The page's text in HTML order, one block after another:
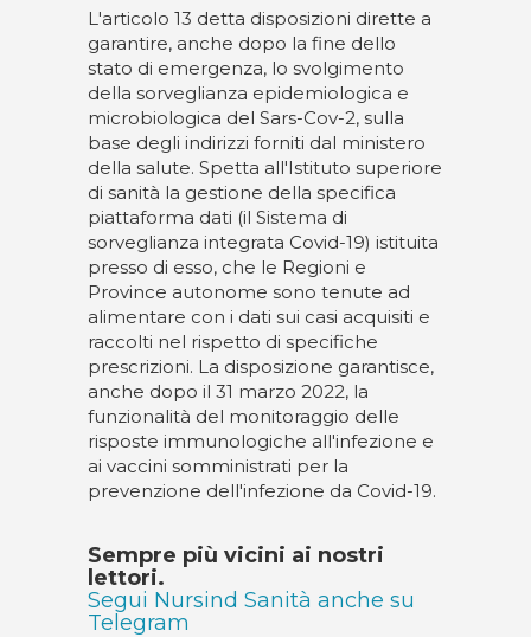
L'articolo 13 detta disposizioni dirette a
garantire, anche dopo la fine dello
stato di emergenza, lo svolgimento
della sorveglianza epidemiologica e
microbiologica del Sars-Cov-2, sulla
base degli indirizzi forniti dal ministero
della salute. Spetta all'Istituto superiore
di sanità la gestione della specifica
piattaforma dati (il Sistema di
sorveglianza integrata Covid-19) istituita
presso di esso, che le Regioni e
Province autonome sono tenute ad
alimentare con i dati sui casi acquisiti e
raccolti nel rispetto di specifiche
prescrizioni. La disposizione garantisce,
anche dopo il 31 marzo 2022, la
funzionalità del monitoraggio delle
risposte immunologiche all'infezione e
ai vaccini somministrati per la
prevenzione dell'infezione da Covid-19.
Sempre più vicini ai nostri
lettori.
Segui Nursind Sanità anche su
Telegram